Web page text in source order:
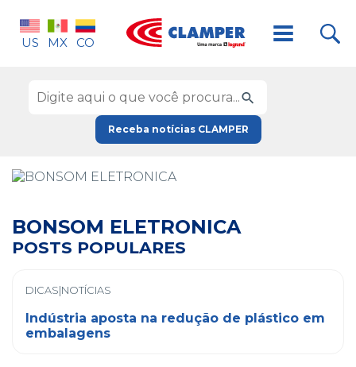
US MX CO
Receba notícias CLAMPER
BONSOM ELETRONICA
POSTS POPULARES
DICAS|NOTÍCIAS
Indústria aposta na redução de plástico em
embalagens